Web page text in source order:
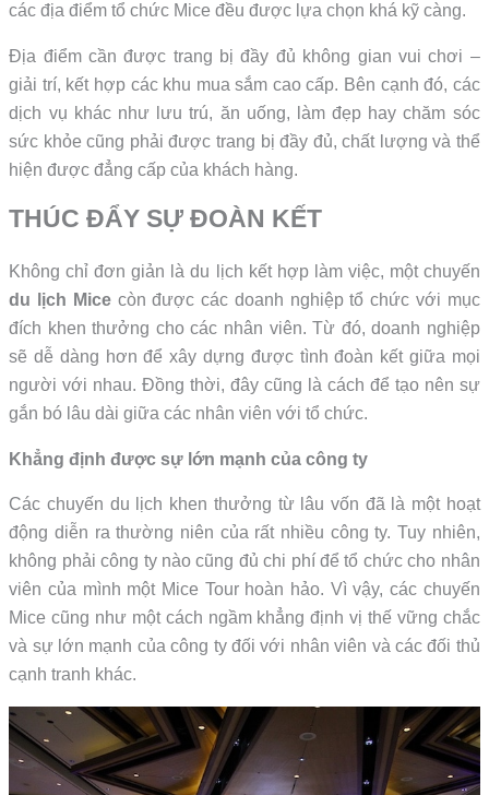
các địa điểm tổ chức Mice đều được lựa chọn khá kỹ càng.
Địa điểm cần được trang bị đầy đủ không gian vui chơi –
giải trí, kết hợp các khu mua sắm cao cấp. Bên cạnh đó, các
dịch vụ khác như lưu trú, ăn uống, làm đẹp hay chăm sóc
sức khỏe cũng phải được trang bị đầy đủ, chất lượng và thể
hiện được đẳng cấp của khách hàng.
THÚC ĐẨY SỰ ĐOÀN KẾT
Không chỉ đơn giản là du lịch kết hợp làm việc, một chuyến
du lịch Micecòn được các doanh nghiệp tổ chức với mục
đích khen thưởng cho các nhân viên. Từ đó, doanh nghiệp
sẽ dễ dàng hơn để xây dựng được tình đoàn kết giữa mọi
người với nhau. Đồng thời, đây cũng là cách để tạo nên sự
gắn bó lâu dài giữa các nhân viên với tổ chức.
Khẳng định được sự lớn mạnh của công ty
Các chuyến du lịch khen thưởng từ lâu vốn đã là một hoạt
động diễn ra thường niên của rất nhiều công ty. Tuy nhiên,
không phải công ty nào cũng đủ chi phí để tổ chức cho nhân
viên của mình một Mice Tour hoàn hảo. Vì vậy, các chuyến
Mice cũng như một cách ngầm khẳng định vị thế vững chắc
và sự lớn mạnh của công ty đối với nhân viên và các đối thủ
cạnh tranh khác.